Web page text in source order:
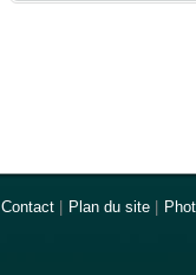
Contact Plan du site